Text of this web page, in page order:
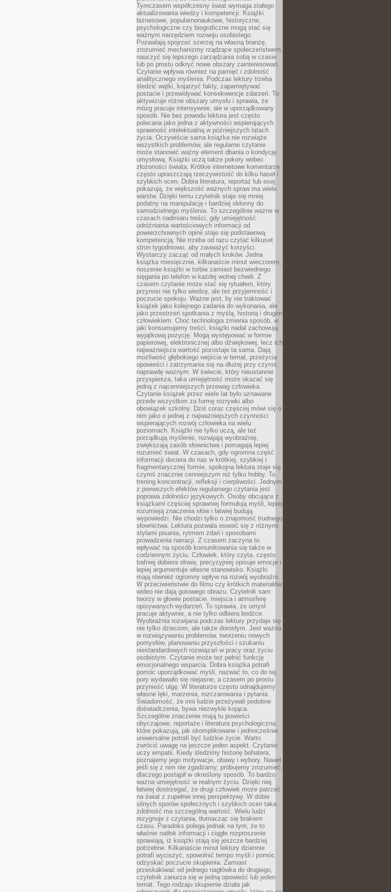
Tymczasem współczesny świat wymaga stałego
aktualizowania wiedzy i kompetencji. Książki
biznesowe, popularnonaukowe, historyczne,
psychologiczne czy biograficzne mogą stać się
ważnym narzędziem rozwoju osobistego.
Pozwalają spojrzeć szerzej na własną branżę,
zrozumieć mechanizmy rządzące społeczeństwem,
nauczyć się lepszego zarządzania sobą w czasie
lub po prostu odkryć nowe obszary zainteresowań.
Czytanie wpływa również na pamięć i zdolność
analitycznego myślenia. Podczas lektury trzeba
śledzić wątki, kojarzyć fakty, zapamiętywać
postacie i przewidywać konsekwencje zdarzeń. To
aktywizuje różne obszary umysłu i sprawia, że
mózg pracuje intensywnie, ale w uporządkowany
sposób. Nie bez powodu lektura jest często
polecana jako jedna z aktywności wspierających
sprawność intelektualną w późniejszych latach
życia. Oczywiście sama książka nie rozwiąże
wszystkich problemów, ale regularne czytanie
może stanowić ważny element dbania o kondycję
umysłową. Książki uczą także pokory wobec
złożoności świata. Krótkie internetowe komentarze
często upraszczają rzeczywistość do kilku haseł i
szybkich ocen. Dobra literatura, reportaż lub esej
pokazują, że większość ważnych spraw ma wiele
warstw. Dzięki temu czytelnik staje się mniej
podatny na manipulację i bardziej skłonny do
samodzielnego myślenia. To szczególnie ważne w
czasach nadmiaru treści, gdy umiejętność
odróżniania wartościowych informacji od
powierzchownych opinii staje się podstawową
kompetencją. Nie trzeba od razu czytać kilkuset
stron tygodniowo, aby zauważyć korzyści.
Wystarczy zacząć od małych kroków. Jedna
książka miesięcznie, kilkanaście minut wieczorem,
noszenie książki w torbie zamiast bezwiednego
sięgania po telefon w każdej wolnej chwili. Z
czasem czytanie może stać się rytuałem, który
przynosi nie tylko wiedzę, ale też przyjemność i
poczucie spokoju. Ważne jest, by nie traktować
książek jako kolejnego zadania do wykonania, ale
jako przestrzeń spotkania z myślą, historią i drugim
człowiekiem. Choć technologia zmienia sposób, w
jaki konsumujemy treści, książki nadal zachowują
wyjątkową pozycję. Mogą występować w formie
papierowej, elektronicznej albo dźwiękowej, lecz ich
najważniejsza wartość pozostaje ta sama. Dają
możliwość głębokiego wejścia w temat, przeżycia
opowieści i zatrzymania się na dłużej przy czymś
naprawdę ważnym. W świecie, który nieustannie
przyspiesza, taka umiejętność może okazać się
jedną z najcenniejszych przewag człowieka.
Czytanie książek przez wiele lat było uznawane
przede wszystkim za formę rozrywki albo
obowiązek szkolny. Dziś coraz częściej mówi się o
nim jako o jednej z najważniejszych czynności
wspierających rozwój człowieka na wielu
poziomach. Książki nie tylko uczą, ale też
porządkują myślenie, rozwijają wyobraźnię,
zwiększają zasób słownictwa i pomagają lepiej
rozumieć świat. W czasach, gdy ogromna część
informacji dociera do nas w krótkiej, szybkiej i
fragmentarycznej formie, spokojna lektura staje się
czymś znacznie cenniejszym niż tylko hobby. To
trening koncentracji, refleksji i cierpliwości. Jednym
z pierwszych efektów regularnego czytania jest
poprawa zdolności językowych. Osoby obcujące z
książkami częściej sprawniej formułują myśli, lepiej
rozumieją znaczenia słów i łatwiej budują
wypowiedzi. Nie chodzi tylko o znajomość trudnego
słownictwa. Lektura pozwala oswoić się z różnymi
stylami pisania, rytmem zdań i sposobami
prowadzenia narracji. Z czasem zaczyna to
wpływać na sposób komunikowania się także w
codziennym życiu. Człowiek, który czyta, często
trafniej dobiera słowa, precyzyjniej opisuje emocje i
lepiej argumentuje własne stanowisko. Książki
mają również ogromny wpływ na rozwój wyobraźni.
W przeciwieństwie do filmu czy krótkich materiałów
wideo nie dają gotowego obrazu. Czytelnik sam
tworzy w głowie postacie, miejsca i atmosferę
opisywanych wydarzeń. To sprawia, że umysł
pracuje aktywnie, a nie tylko odbiera bodźce.
Wyobraźnia rozwijana podczas lektury przydaje się
nie tylko dzieciom, ale także dorosłym. Jest ważna
w rozwiązywaniu problemów, tworzeniu nowych
pomysłów, planowaniu przyszłości i szukaniu
niestandardowych rozwiązań w pracy oraz życiu
osobistym. Czytanie może też pełnić funkcję
emocjonalnego wsparcia. Dobra książka potrafi
pomóc uporządkować myśli, nazwać to, co do tej
pory wydawało się niejasne, a czasem po prostu
przynieść ulgę. W literaturze często odnajdujemy
własne lęki, marzenia, rozczarowania i pytania.
Świadomość, że inni ludzie przeżywali podobne
doświadczenia, bywa niezwykle kojąca.
Szczególne znaczenie mają tu powieści
obyczajowe, reportaże i literatura psychologiczna,
które pokazują, jak skomplikowane i jednocześnie
uniwersalne potrafi być ludzkie życie. Warto
zwrócić uwagę na jeszcze jeden aspekt. Czytanie
uczy empatii. Kiedy śledzimy historię bohatera,
poznajemy jego motywacje, obawy i wybory. Nawet
jeśli się z nim nie zgadzamy, próbujemy zrozumieć,
dlaczego postąpił w określony sposób. To bardzo
ważna umiejętność w realnym życiu. Dzięki niej
łatwiej dostrzegać, że drugi człowiek może patrzeć
na świat z zupełnie innej perspektywy. W dobie
silnych sporów społecznych i szybkich ocen taka
zdolność ma szczególną wartość. Wielu ludzi
rezygnuje z czytania, tłumacząc się brakiem
czasu. Paradoks polega jednak na tym, że to
właśnie natłok informacji i ciągłe rozproszenie
sprawiają, iż książki stają się jeszcze bardziej
potrzebne. Kilkanaście minut lektury dziennie
potrafi wyciszyć, spowolnić tempo myśli i pomóc
odzyskać poczucie skupienia. Zamiast
przeskakiwać od jednego nagłówka do drugiego,
czytelnik zanurza się w jedną opowieść lub jeden
temat. Tego rodzaju skupienie działa jak